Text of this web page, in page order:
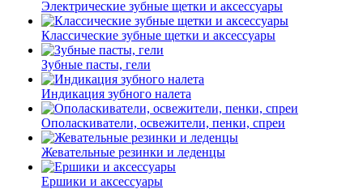
Электрические зубные щетки и аксессуары
Классические зубные щетки и аксессуары
Зубные пасты, гели
Индикация зубного налета
Ополаскиватели, освежители, пенки, спреи
Жевательные резинки и леденцы
Ершики и аксессуары